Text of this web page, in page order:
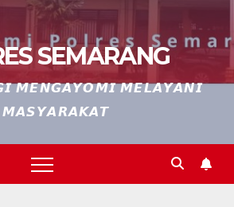
SEMARANG
𝙈𝙀𝙉𝙂𝘼𝙔𝙊𝙈𝙄 𝙈𝙀𝙇𝘼𝙔𝘼𝙉𝙄
𝙈𝘼𝙎𝙔𝘼𝙍𝘼𝙆𝘼𝙏